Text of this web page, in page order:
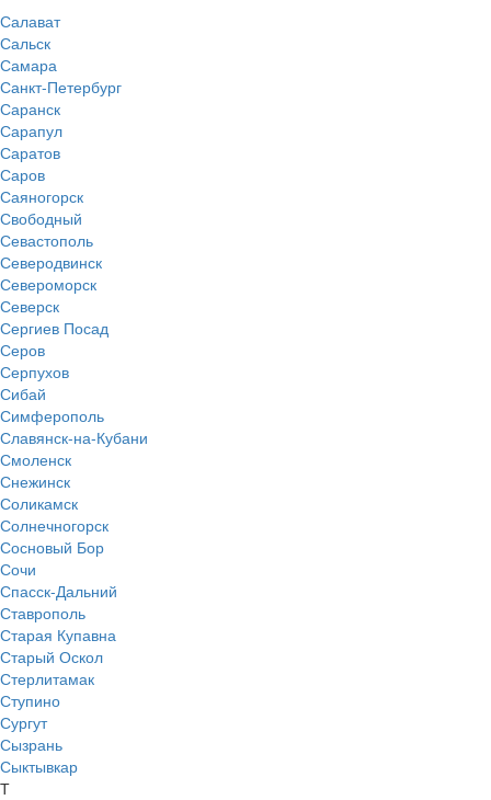
Салават
Сальск
Самара
Санкт-Петербург
Саранск
Сарапул
Саратов
Саров
Саяногорск
Свободный
Севастополь
Северодвинск
Североморск
Северск
Сергиев Посад
Серов
Серпухов
Сибай
Симферополь
Славянск-на-Кубани
Смоленск
Снежинск
Соликамск
Солнечногорск
Сосновый Бор
Сочи
Спасск-Дальний
Ставрополь
Старая Купавна
Старый Оскол
Стерлитамак
Ступино
Сургут
Сызрань
Сыктывкар
Т